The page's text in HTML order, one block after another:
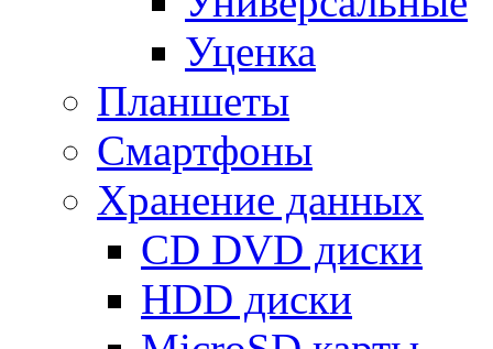
Уценка
Планшеты
Смартфоны
Хранение данных
CD DVD диски
HDD диски